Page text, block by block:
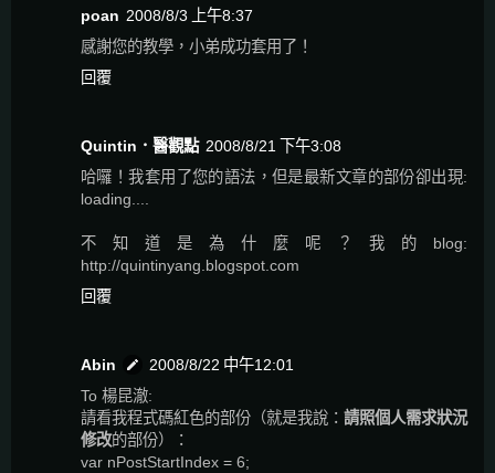
poan 2008/8/3 上午8:37
感謝您的教學，小弟成功套用了！
回覆
Quintin．醫觀點 2008/8/21 下午3:08
哈囉！我套用了您的語法，但是最新文章的部份卻出現:
loading....
不知道是為什麼呢？我的blog:
http://quintinyang.blogspot.com
回覆
Abin
2008/8/22 中午12:01
To 楊昆澈:
請看我程式碼紅色的部份（就是我說： 請照個人需求狀況
修改的部份）：
var nPostStartIndex = 6;